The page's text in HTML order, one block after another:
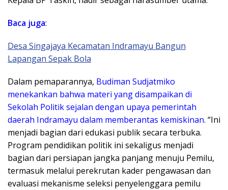
Baca juga:
Desa Singajaya Kecamatan Indramayu Bangun
Lapangan Sepak Bola
Dalam pemaparannya, Budiman Sudjatmiko
menekankan bahwa materi yang disampaikan di
Sekolah Politik sejalan dengan upaya pemerintah
daerah Indramayu dalam memberantas kemiskinan. “Ini
menjadi bagian dari edukasi publik secara terbuka.
Program pendidikan politik ini sekaligus menjadi
bagian dari persiapan jangka panjang menuju Pemilu,
termasuk melalui perekrutan kader pengawasan dan
evaluasi mekanisme seleksi penyelenggara pemilu